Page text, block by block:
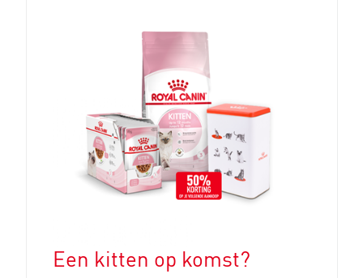
Een kitten op komst?